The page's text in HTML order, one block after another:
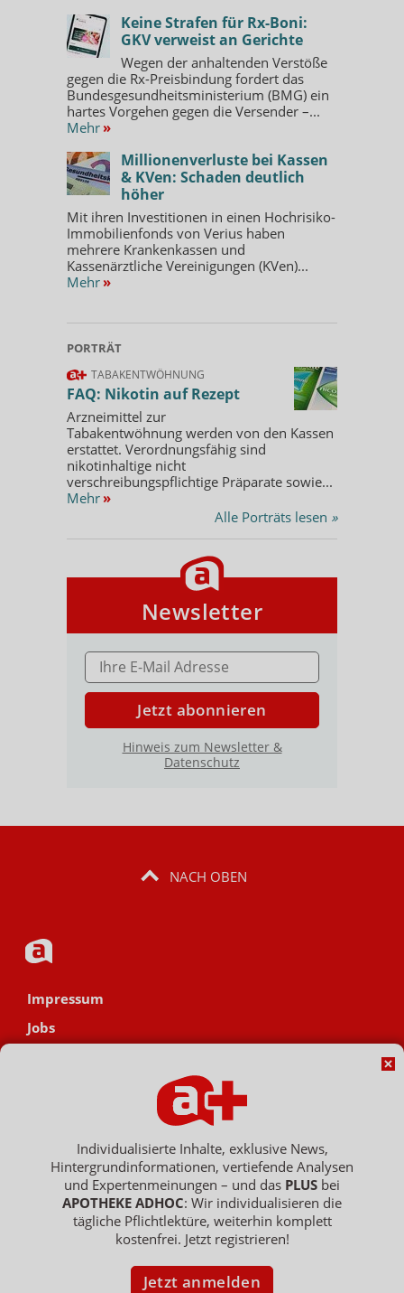
Keine Strafen für Rx-Boni:
GKV verweist an Gerichte
Wegen der anhaltenden Verstöße
gegen die Rx-Preisbindung fordert das
Bundesgesundheitsministerium (BMG) ein
hartes Vorgehen gegen die Versender –...
Mehr »
Millionenverluste bei Kassen
& KVen: Schaden deutlich
höher
Mit ihren Investitionen in einen Hochrisiko-
Immobilienfonds von Verius haben
mehrere Krankenkassen und
Kassenärztliche Vereinigungen (KVen)...
Mehr »
PORTRÄT
TABAKENTWÖHNUNG
FAQ: Nikotin auf Rezept
Arzneimittel zur
Tabakentwöhnung werden von den Kassen
erstattet. Verordnungsfähig sind
nikotinhaltige nicht
verschreibungspflichtige Präparate sowie...
Mehr »
Alle Porträts lesen »
Newsletter
E-MAIL ADRESSE
Jetzt abonnieren
Hinweis zum Newsletter &
Datenschutz
NACH OBEN
Impressum
Jobs
Hinweisgebersystem
Vertrag widerrufen
Copyright © 2007 - 2026 , APOTHEKE ADHOC ist ein Dienst der ELPATO
Geschäftsführer: Patrick Hollstein, Thomas Bellartz / Amtsgericht Berlin
Charlottenburg / HRB 204 379 B
Individualisierte Inhalte, exklusive News,
Hintergrundinformationen, vertiefende Analysen
und Expertenmeinungen – und das PLUS bei
APOTHEKE ADHOC: Wir individualisieren die
tägliche Pflichtlektüre, weiterhin komplett
kostenfrei. Jetzt registrieren!
Jetzt anmelden